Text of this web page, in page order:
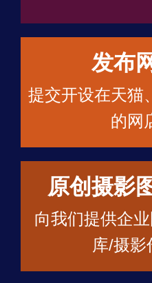
发布
提交开设在天猫
的网
原创摄影
向我们提供企
库/摄影